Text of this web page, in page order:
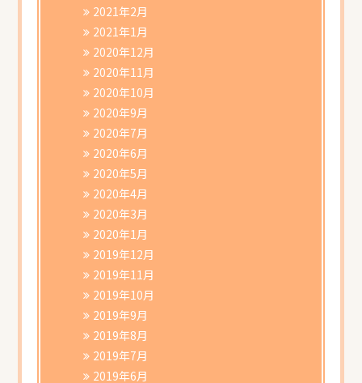
2021年2月
2021年1月
2020年12月
2020年11月
2020年10月
2020年9月
2020年7月
2020年6月
2020年5月
2020年4月
2020年3月
2020年1月
2019年12月
2019年11月
2019年10月
2019年9月
2019年8月
2019年7月
2019年6月